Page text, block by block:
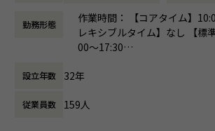
【業務の変更の範囲】
無
供される情報をサマライズし社内関係者へ情
・ITベンダーの製品パートナーのプログラム
あるトレーニングの理解
各所連携
応
勤務形態
作業時間： 【コアタイム】
レキシブルタイム】なし 【標
00～17:30
時間外労働の有無： 有（月平
設立年数 32年
従業員数 159人